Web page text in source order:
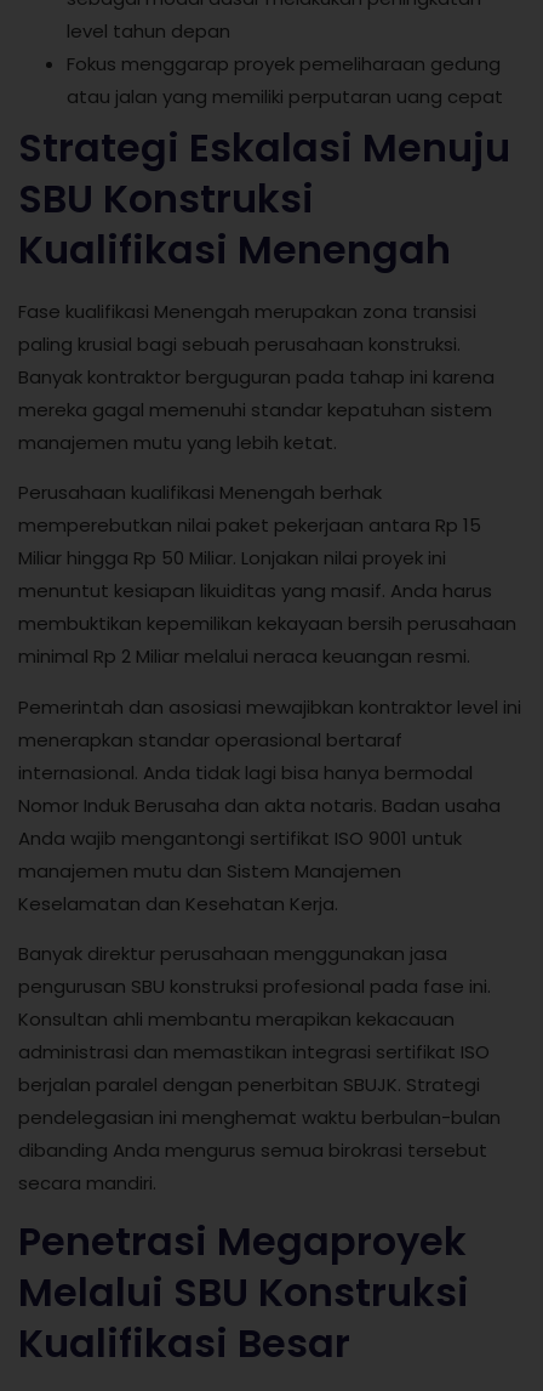
level tahun depan
Fokus menggarap proyek pemeliharaan gedung
atau jalan yang memiliki perputaran uang cepat
Strategi Eskalasi Menuju
SBU Konstruksi
Kualifikasi Menengah
Fase kualifikasi Menengah merupakan zona transisi
paling krusial bagi sebuah perusahaan konstruksi.
Banyak kontraktor berguguran pada tahap ini karena
mereka gagal memenuhi standar kepatuhan sistem
manajemen mutu yang lebih ketat.
Perusahaan kualifikasi Menengah berhak
memperebutkan nilai paket pekerjaan antara Rp 15
Miliar hingga Rp 50 Miliar. Lonjakan nilai proyek ini
menuntut kesiapan likuiditas yang masif. Anda harus
membuktikan kepemilikan kekayaan bersih perusahaan
minimal Rp 2 Miliar melalui neraca keuangan resmi.
Pemerintah dan asosiasi mewajibkan kontraktor level ini
menerapkan standar operasional bertaraf
internasional. Anda tidak lagi bisa hanya bermodal
Nomor Induk Berusaha dan akta notaris. Badan usaha
Anda wajib mengantongi sertifikat ISO 9001 untuk
manajemen mutu dan Sistem Manajemen
Keselamatan dan Kesehatan Kerja.
Banyak direktur perusahaan menggunakan jasa
pengurusan SBU konstruksi profesional pada fase ini.
Konsultan ahli membantu merapikan kekacauan
administrasi dan memastikan integrasi sertifikat ISO
berjalan paralel dengan penerbitan SBUJK. Strategi
pendelegasian ini menghemat waktu berbulan-bulan
dibanding Anda mengurus semua birokrasi tersebut
secara mandiri.
Penetrasi Megaproyek
Melalui SBU Konstruksi
Kualifikasi Besar